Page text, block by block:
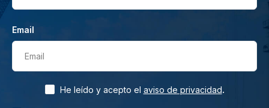
Email
Email
He leído y acepto el aviso de privacidad.